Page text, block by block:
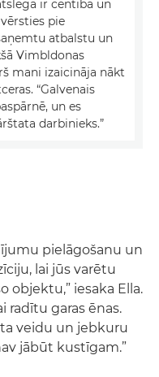
ir centība un
pie
atbalstu un
Vimbldonas
mani izaicināja nākt
“Galvenais
un es
darbinieks.”
pielāgošanu un
lai jūs varētu
objektu,” iesaka Ella.
radītu garas ēnas.
veidu un jebkuru
jābūt kustīgam.”